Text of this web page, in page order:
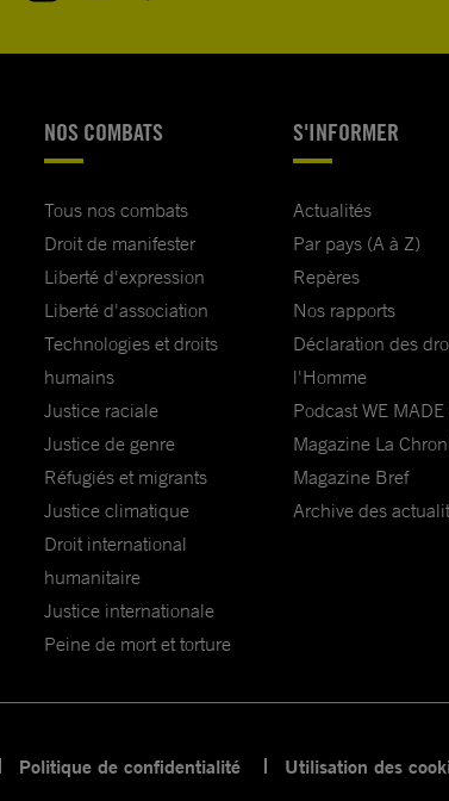
NOS COMBATS
Tous nos combats
Droit de manifester
Liberté d'expression
Liberté d'association
Technologies et droits
humains
Justice raciale
Justice de genre
Réfugiés et migrants
Justice climatique
Droit international
humanitaire
Justice internationale
Peine de mort et torture
S'INFORMER
Actualités
Par pays (A à Z)
Repères
Nos rapports
Déclaration des
l'Homme
Podcast WE MADE
Magazine La
Magazine Bref
Archive des
Politique de confidentialité Utilisation des